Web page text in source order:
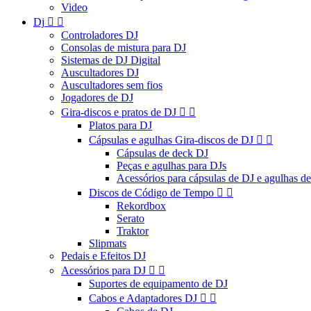
Video
Dj  
Controladores DJ
Consolas de mistura para DJ
Sistemas de DJ Digital
Auscultadores DJ
Auscultadores sem fios
Jogadores de DJ
Gira-discos e pratos de DJ  
Platos para DJ
Cápsulas e agulhas Gira-discos de DJ  
Cápsulas de deck DJ
Peças e agulhas para DJs
Acessórios para cápsulas de DJ e agulhas
Discos de Código de Tempo  
Rekordbox
Serato
Traktor
Slipmats
Pedais e Efeitos DJ
Acessórios para DJ  
Suportes de equipamento de DJ
Cabos e Adaptadores DJ  